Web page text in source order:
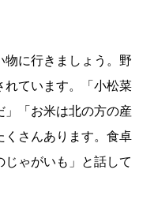
物に行きましょう。野
れています。「小松菜
」「お米は北の方の産
くさんあります。食卓
ゃがいも」と話して